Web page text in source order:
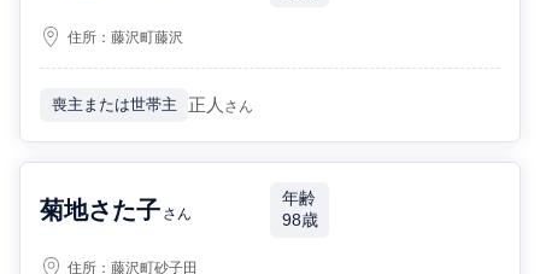
住所：藤沢町藤沢
喪主または世帯主 正人 さん
菊地さた子 さん
年齢
98歳
住所：藤沢町砂子田